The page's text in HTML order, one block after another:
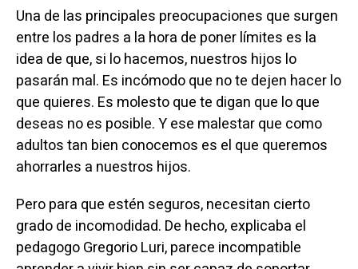
Una de las principales preocupaciones que surgen
entre los padres a la hora de poner límites es la
idea de que, si lo hacemos, nuestros hijos lo
pasarán mal. Es incómodo que no te dejen hacer lo
que quieres. Es molesto que te digan que lo que
deseas no es posible. Y ese malestar que como
adultos tan bien conocemos es el que queremos
ahorrarles a nuestros hijos.
Pero para que estén seguros, necesitan cierto
grado de incomodidad. De hecho, explicaba el
pedagogo Gregorio Luri, parece incompatible